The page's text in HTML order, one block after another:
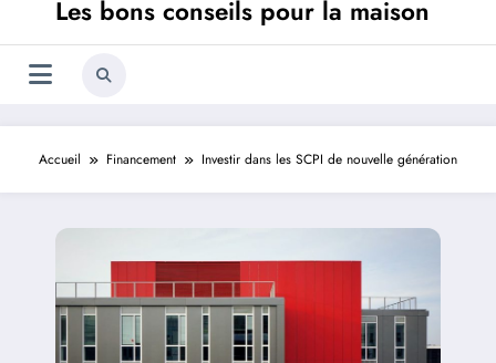
Les bons conseils pour la maison
Accueil Financement Investir dans les SCPI de nouvelle génération